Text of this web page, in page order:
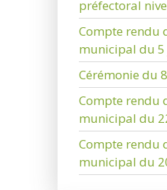
préfectoral
Compte rendu
municipal du
Cérémonie du
Compte rendu
municipal du
Compte rendu
municipal du